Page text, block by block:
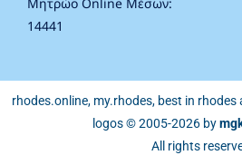
14441
rhodes.online, my.rhodes, best in
logos © 2005-2026 by
All rights